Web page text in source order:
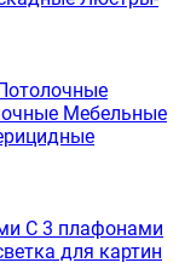
Мебельные
С 3 плафонами
для картин